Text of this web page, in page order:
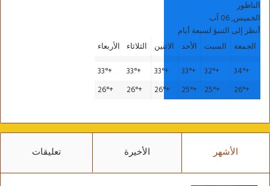
الناظور
الخميس, 06 آب
أنظر إلى التنبؤ لسبعة أيام
الجمعة
السبت الأحد الاثنين الثلاثاء
الأربعاء
+
34°
+
32°
+
33°
+
33°
+
33°
+
33°
+
26°
+
25°
+
25°
+
26°
+
26°
+
26°
الأشهر الأخيرة تعليقات